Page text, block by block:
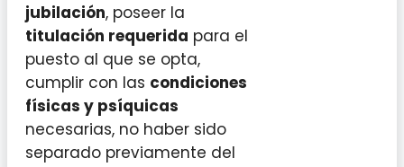
jubilación, poseer la
titulación requerida para el
puesto al que se opta,
cumplir con las condiciones
físicas y psíquicas
necesarias, no haber sido
separado previamente del